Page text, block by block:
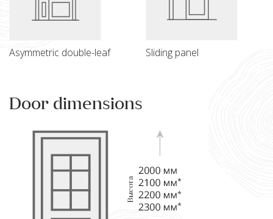
Asymmetric double-leaf Sliding panel
Door dimensions